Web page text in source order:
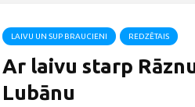
LAIVU UN SUP BRAUCIENI REDZĒTAIS
Ar laivu starp
Lubānu